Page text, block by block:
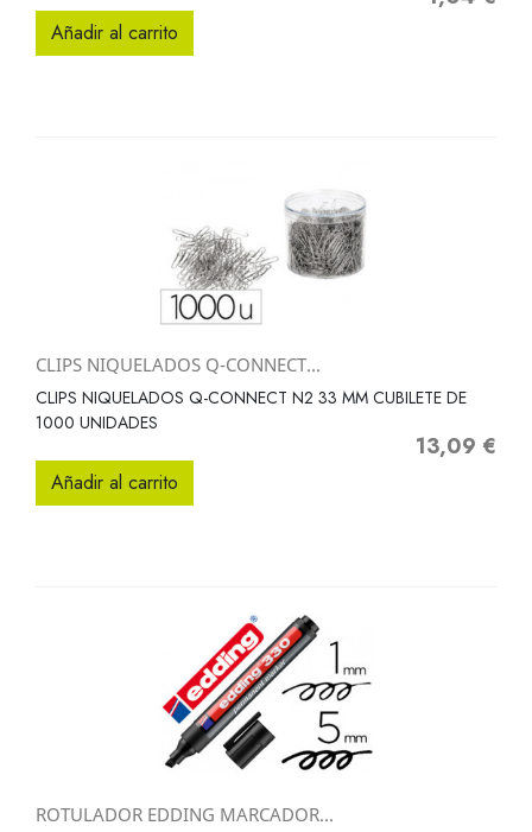
Añadir al carrito
CLIPS NIQUELADOS Q-CONNECT...
CLIPS NIQUELADOS Q-CONNECT N2 33 MM CUBILETE DE
1000 UNIDADES
Precio
13,09 €
Añadir al carrito
ROTULADOR EDDING MARCADOR...